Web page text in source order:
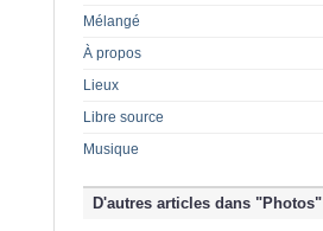
Mélangé
À propos
Lieux
Libre source
Musique
D'autres articles dans "Photos"